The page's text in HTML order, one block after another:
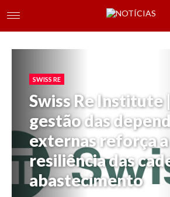
SWISS RE
Swiss Re Institute
gestão das
externas reforça a
resiliência das
abastecimento